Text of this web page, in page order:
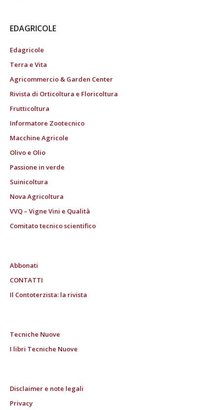
EDAGRICOLE
Edagricole
Terra e Vita
Agricommercio & Garden Center
Rivista di Orticoltura e Floricoltura
Frutticoltura
Informatore Zootecnico
Macchine Agricole
Olivo e Olio
Passione in verde
Suinicoltura
Nova Agricoltura
VVQ – Vigne Vini e Qualità
Comitato tecnico scientifico
Abbonati
CONTATTI
Il Contoterzista: la rivista
Tecniche Nuove
I libri Tecniche Nuove
Disclaimer e note legali
Privacy